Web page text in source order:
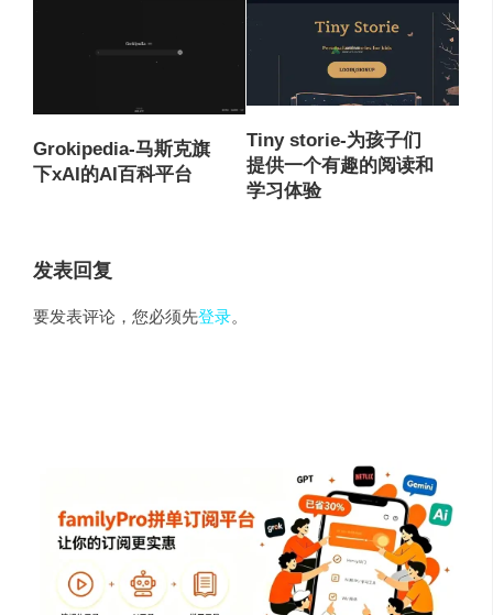
Grokipedia-马斯克旗
下xAI的AI百科平台
Tiny storie-为孩子们
提供一个有趣的阅读和
学习体验
发表回复
要发表评论，您必须先登录。